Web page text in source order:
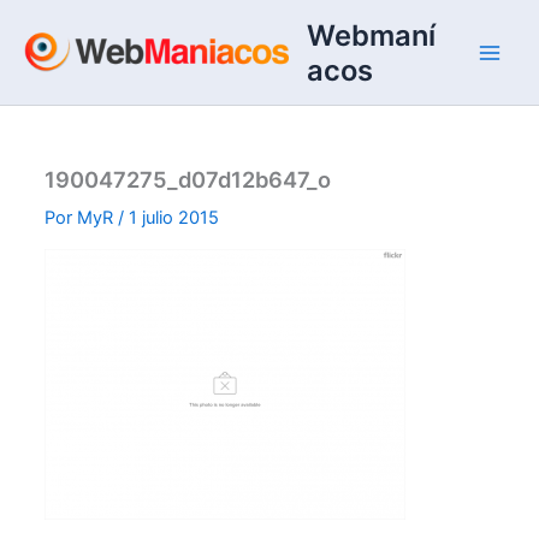
contenido
Webmaní
acos
190047275_d07d12b647_o
Por MyR/1 julio 2015